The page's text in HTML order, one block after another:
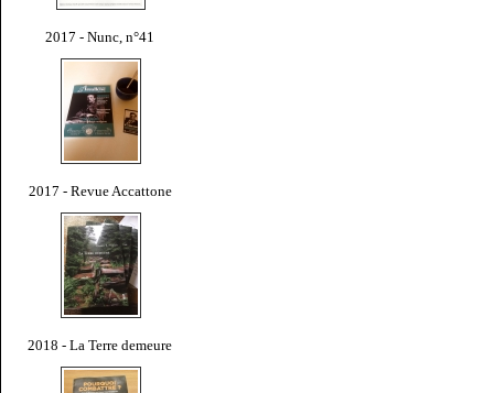
2017 - Nunc, n°41
2017 - Revue Accattone
2018 - La Terre demeure